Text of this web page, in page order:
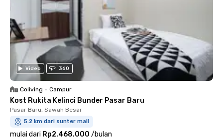
Video 360
Coliving • Campur
Kost Rukita Kelinci Bunder Pasar Baru
Pasar Baru, Sawah Besar
5.2 km dari sunter mall
mulai dari Rp2.468.000 /bulan